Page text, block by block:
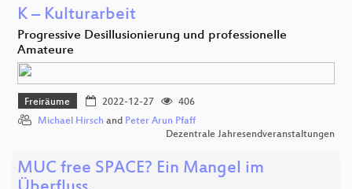
K – Kulturarbeit
Progressive Desillusionierung und professionelle
Amateure
Freiräume 2022-12-27
406
Michael Hirsch and Peter Arun Pfaff
Dezentrale Jahresendveranstaltungen
MUC free SPACE? Ein Mangel im